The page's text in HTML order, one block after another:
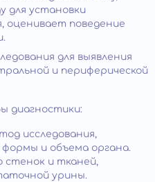
для установки
оценивает поведение
для выявления
и периферической
диагностики:
исследования,
и объема органа.
стенок и тканей,
урины.